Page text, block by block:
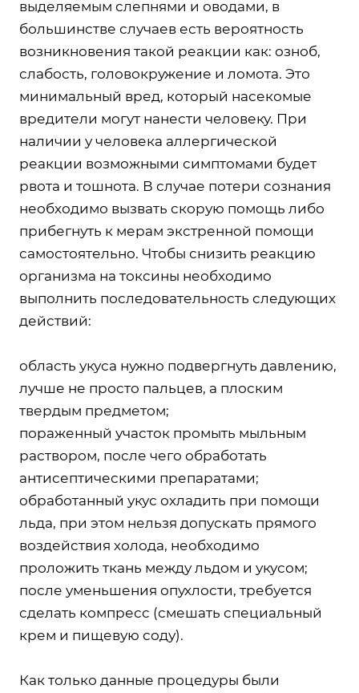
выделяемым слепнями и оводами, в
большинстве случаев есть вероятность
возникновения такой реакции как: озноб,
слабость, головокружение и ломота. Это
минимальный вред, который насекомые
вредители могут нанести человеку. При
наличии у человека аллергической
реакции возможными симптомами будет
рвота и тошнота. В случае потери сознания
необходимо вызвать скорую помощь либо
прибегнуть к мерам экстренной помощи
самостоятельно. Чтобы снизить реакцию
организма на токсины необходимо
выполнить последовательность следующих
действий:
область укуса нужно подвергнуть давлению,
лучше не просто пальцев, а плоским
твердым предметом;
пораженный участок промыть мыльным
раствором, после чего обработать
антисептическими препаратами;
обработанный укус охладить при помощи
льда, при этом нельзя допускать прямого
воздействия холода, необходимо
проложить ткань между льдом и укусом;
после уменьшения опухлости, требуется
сделать компресс (смешать специальный
крем и пищевую соду).
Как только данные процедуры были